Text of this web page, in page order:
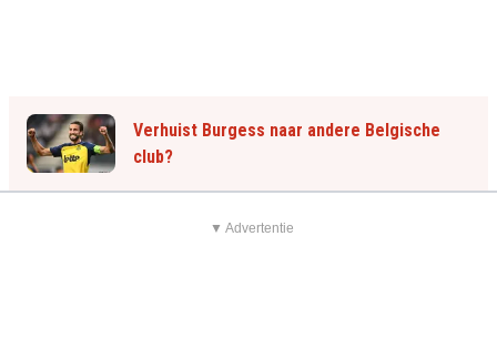
Verhuist Burgess naar andere Belgische
club?
▼ Advertentie